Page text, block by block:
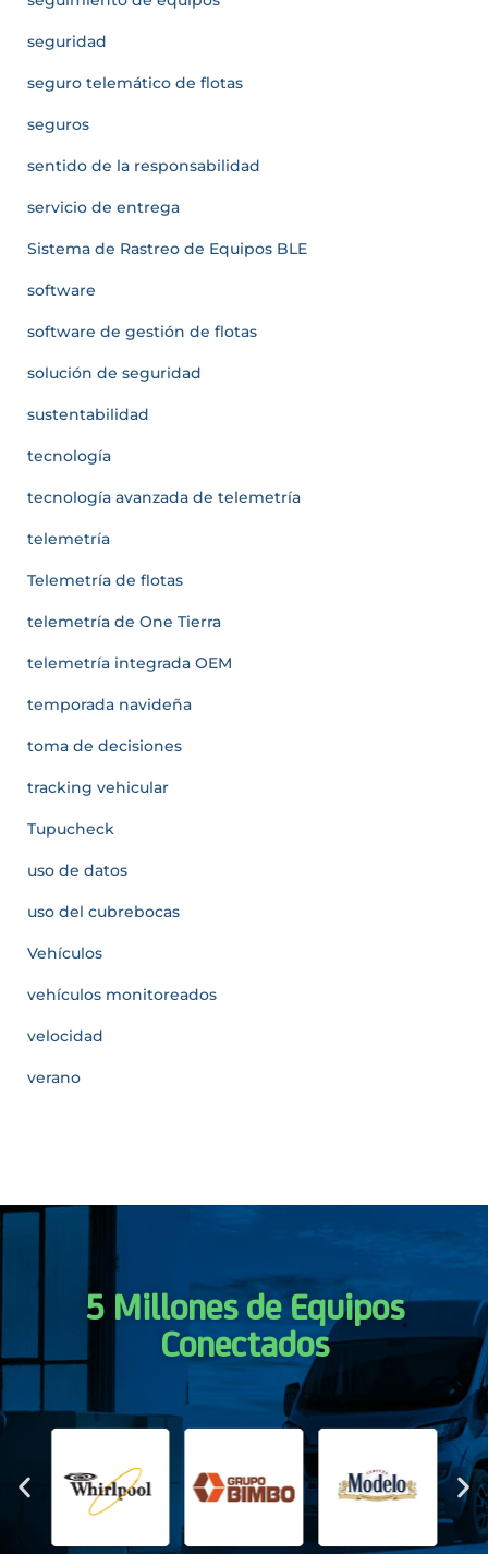
seguridad
seguro telemático de flotas
seguros
sentido de la responsabilidad
servicio de entrega
Sistema de Rastreo de Equipos BLE
software
software de gestión de flotas
solución de seguridad
sustentabilidad
tecnología
tecnología avanzada de telemetría
telemetría
Telemetría de flotas
telemetría de One Tierra
telemetría integrada OEM
temporada navideña
toma de decisiones
tracking vehicular
Tupucheck
uso de datos
uso del cubrebocas
Vehículos
vehículos monitoreados
velocidad
verano
5 Millones de Equipos
Conectados